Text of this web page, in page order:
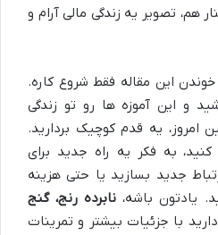
هم، تصویر یه زندگی مالی آرام و
این مقاله فقط شروع کاره.
و این آموزه ها رو تو زندگی
امروز، یه قدم کوچیک بردارید.
به فکر یه راه جدید برای
جدید بسازید یا حتی هزینه
یادتون باشه، نابرده رنج، گنج
با جزئیات بیشتر و تمرینات